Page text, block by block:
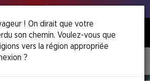
0
Safe Superdrop
! On dirait que votre
son chemin. Voulez-vous que
vers la région appropriée
?